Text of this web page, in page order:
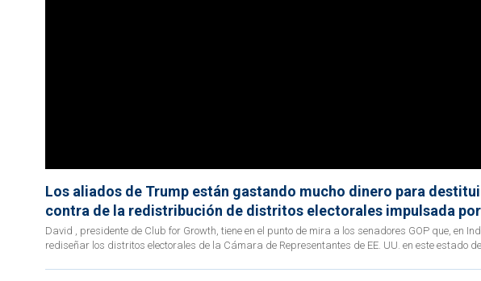
Los aliados de Trump están gastando mucho dinero para
contra de la redistribución de distritos electorales impulsada
David , presidente de Club for Growth, tiene en el punto de mira a los senadores GOP que, en
rediseñar los distritos electorales de la Cámara de Representantes de EE. UU. en este estado